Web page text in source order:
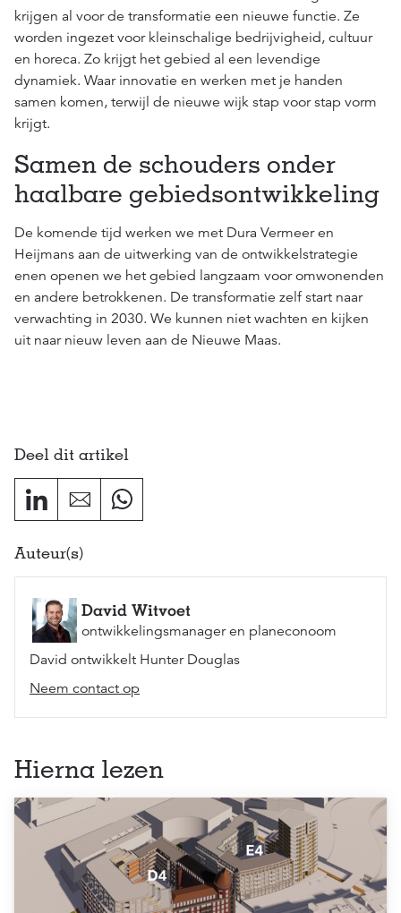
krijgen al voor de transformatie een nieuwe functie. Ze
worden ingezet voor kleinschalige bedrijvigheid, cultuur
en horeca. Zo krijgt het gebied al een levendige
dynamiek. Waar innovatie en werken met je handen
samen komen, terwijl de nieuwe wijk stap voor stap vorm
krijgt.
Samen de schouders onder
haalbare gebiedsontwikkeling
De komende tijd werken we met Dura Vermeer en
Heijmans aan de uitwerking van de ontwikkelstrategie
enen openen we het gebied langzaam voor omwonenden
en andere betrokkenen. De transformatie zelf start naar
verwachting in 2030. We kunnen niet wachten en kijken
uit naar nieuw leven aan de Nieuwe Maas.
Deel dit artikel
Auteur(s)
David Witvoet
ontwikkelingsmanager en planeconoom
David ontwikkelt Hunter Douglas
Neem contact op
Hierna lezen